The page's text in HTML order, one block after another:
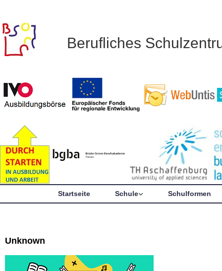
Berufliches
Startseite Schule Schulformen
Unknown